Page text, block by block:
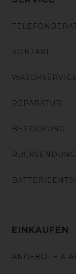
KONTAKT
WASCHSERVICE
REPARATUR
BESTICKUNG
RÜCKSENDUNG
EINKAUFEN
ANGEBOTE &